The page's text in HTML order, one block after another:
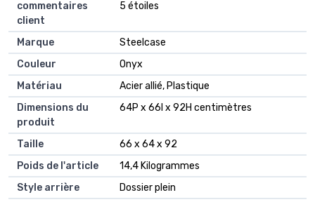
commentaires
client
5 étoiles
Marque
Steelcase
Couleur
Onyx
Matériau
Acier allié, Plastique
Dimensions du
produit
64P x 66l x 92H centimètres
Taille
66 x 64 x 92
Poids de l'article
14,4 Kilogrammes
Style arrière
Dossier plein